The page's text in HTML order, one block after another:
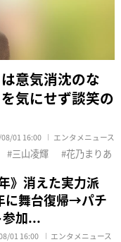
意気消沈のな
気にせず談笑の
01 16:00 エンタメニュース
三山凌輝 花乃まりあ
》消えた実力派
に舞台復帰→パチ
参加...
01 16:00 エンタメニュース